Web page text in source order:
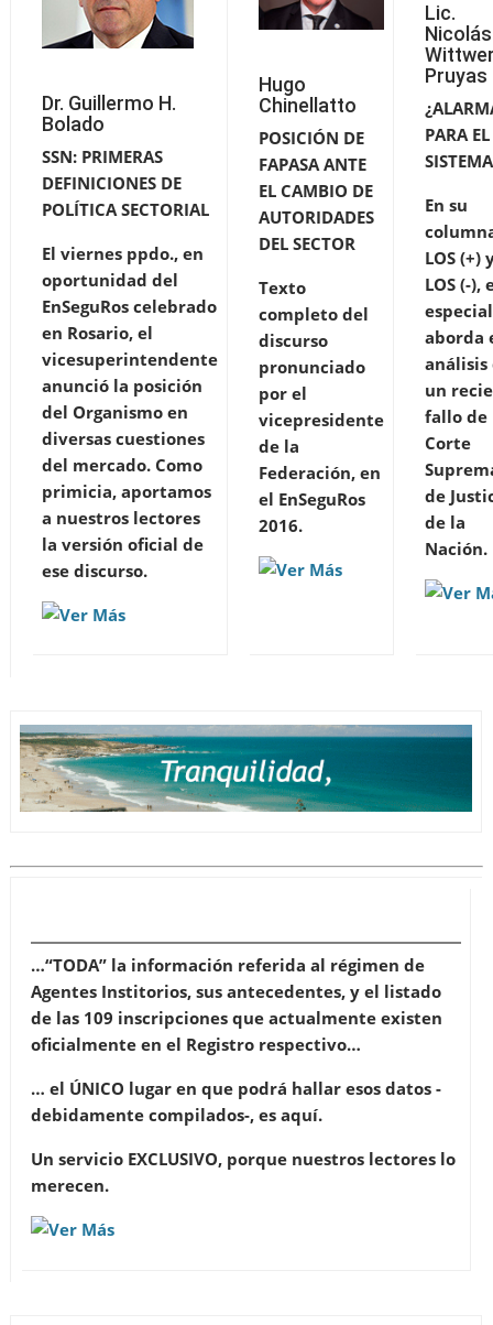
Dr. Guillermo H.
Bolado
SSN: PRIMERAS
DEFINICIONES DE
POLÍTICA SECTORIAL
El viernes ppdo., en
oportunidad del
EnSeguRos celebrado
en Rosario, el
vicesuperintendente
anunció la posición
del Organismo en
diversas cuestiones
del mercado. Como
primicia, aportamos
a nuestros lectores
la versión oficial de
ese discurso.
Hugo
Chinellatto
POSICIÓN DE
FAPASA ANTE
EL CAMBIO DE
AUTORIDADES
DEL SECTOR
Texto
completo del
discurso
pronunciado
por el
vicepresidente
de la
Federación, en
el EnSeguRos
2016.
Lic.
Nicolás
Pruyas
PARA EL
En su
LOS (+)
LOS (-),
aborda
análisis
un
fallo de
Corte
de
de la
Nación.
…“TODA” la información referida al régimen de
Agentes Institorios, sus antecedentes, y el listado
de las 109 inscripciones que actualmente existen
oficialmente en el Registro respectivo…
… el ÚNICO lugar en que podrá hallar esos datos -
debidamente compilados-, es aquí.
Un servicio EXCLUSIVO, porque nuestros lectores lo
merecen.